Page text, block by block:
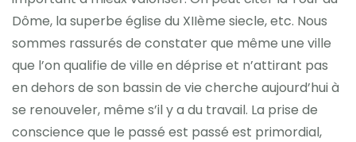
Dôme, la superbe église du XIIème siecle, etc. Nous
sommes rassurés de constater que même une ville
que l’on qualifie de ville en déprise et n’attirant pas
en dehors de son bassin de vie cherche aujourd’hui à
se renouveler, même s’il y a du travail. La prise de
conscience que le passé est passé est primordial,